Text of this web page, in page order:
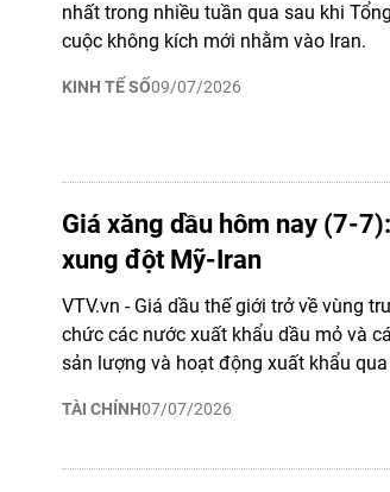
KINH TẾ SỐ09/07/2026
nhất trong nhiều tuần qua sau khi
cuộc không kích mới nhằm vào Iran.
Giá xăng dầu hôm nay (7-
xung đột Mỹ-Iran
TÀI CHÍNH07/07/2026
VTV.vn - Giá dầu thế giới trở về vùng
chức các nước xuất khẩu dầu mỏ và
sản lượng và hoạt động xuất khẩu